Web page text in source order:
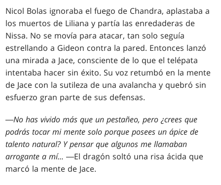
Nicol Bolas ignoraba el fuego de Chandra, aplastaba a
los muertos de Liliana y partía las enredaderas de
Nissa. No se movía para atacar, tan solo seguía
estrellando a Gideon contra la pared. Entonces lanzó
una mirada a Jace, consciente de lo que el telépata
intentaba hacer sin éxito. Su voz retumbó en la mente
de Jace con la sutileza de una avalancha y quebró sin
esfuerzo gran parte de sus defensas.
―No has vivido más que un pestañeo, pero ¿crees que
podrás tocar mi mente solo porque posees un ápice de
talento natural? Y pensar que algunos me llamaban
arrogante a mí... ―El dragón soltó una risa ácida que
marcó la mente de Jace.